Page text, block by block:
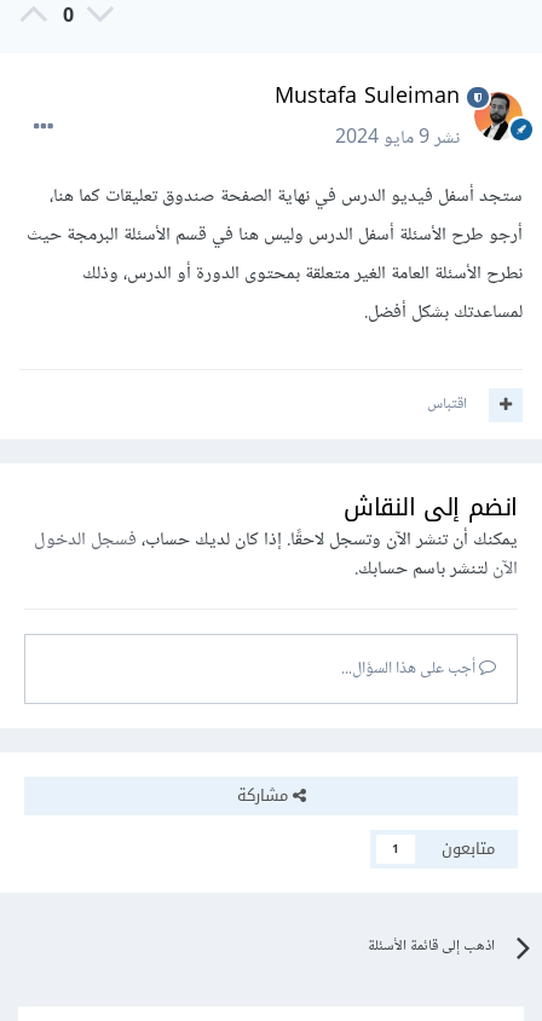
0
Mustafa Suleiman
نشر9 مايو 2024
ستجد أسفل فيديو الدرس في نهاية الصفحة صندوق تعليقات كما هنا،
أرجو طرح الأسئلة أسفل الدرس وليس هنا في قسم الأسئلة البرمجة حيث
نطرح الأسئلة العامة الغير متعلقة بمحتوى الدورة أو الدرس، وذلك
لمساعدتك بشكل أفضل.
اقتباس
انضم إلى النقاش
يمكنك أن تنشر الآن وتسجل لاحقًا. إذا كان لديك حساب،فسجل الدخول
الآنلتنشر باسم حسابك.
أجب على هذا السؤال...
مشاركة
متابعون
1
اذهب إلى قائمة الأسئلة